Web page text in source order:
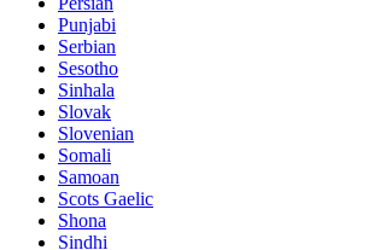
Punjabi
Serbian
Sesotho
Sinhala
Slovak
Slovenian
Somali
Samoan
Scots Gaelic
Shona
Sindhi